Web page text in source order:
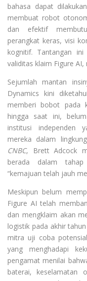
bahasa dapat
membuat robot
dan efektif
perangkat keras, visi
kognitif. Tantangan
validitas klaim Figure
Sejumlah mantan
Dynamics kini
memberi bobot pada
hingga saat ini,
institusi independen
mereka dalam
CNBC, Brett Adcock
berada dalam
“kemajuan telah jauh
Meskipun belum
Figure AI telah
dan mengklaim akan
logistik pada akhir
mitra uji coba
yang menghadapi
pengamat menilai
baterai, keselamatan